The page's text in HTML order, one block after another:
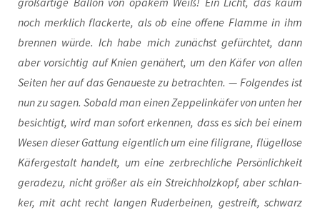
noch merk­lich fla­cker­te, als ob eine offe­ne Flam­me in ihm
bren­nen wür­de. Ich habe mich zunächst gefürch­tet, dann
aber vor­sich­tig auf Knien genä­hert, um den Käfer von allen
Sei­ten her auf das Genau­es­te zu betrach­ten. — Fol­gen­des ist
nun zu sagen. Sobald man einen Zep­pel­in­kä­fer von unten her
besich­tigt, wird man sofort erken­nen, dass es sich bei einem
Wesen die­ser Gat­tung eigent­lich um eine fili­gra­ne, flü­gel­lo­se
Käfer­ge­stalt han­delt, um eine zer­brech­li­che Per­sön­lich­keit
gera­de­zu, nicht grö­ßer als ein Streich­holz­kopf, aber schlan­
ker, mit acht recht lan­gen Ruder­bei­nen, gestreift, schwarz